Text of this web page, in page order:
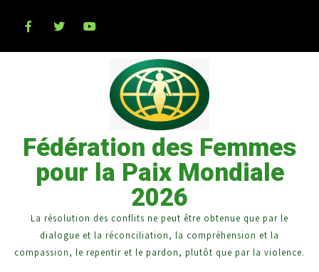
Fédération des Femmes
pour la Paix Mondiale
2026
La résolution des conflits ne peut être obtenue que par le
dialogue et la réconciliation, la compréhension et la
compassion, le repentir et le pardon, plutôt que par la violence.